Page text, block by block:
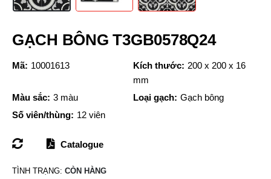
GẠCH BÔNG T3GB0578Q24
Mã: 10001613 Kích thước: 200 x 200 x 16
mm
Màu sắc: 3 màu Loại gạch: Gạch bông
Số viên/thùng: 12 viên
Catalogue
TÌNH TRẠNG: CÒN HÀNG